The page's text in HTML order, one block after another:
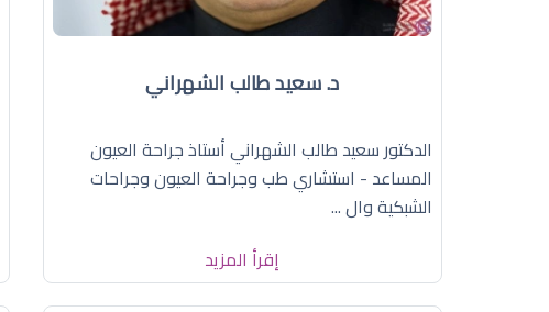
د. سعيد طالب الشهراني
الدكتور سعيد طالب الشهراني أستاذ جراحة العيون
المساعد - استشاري طب وجراحة العيون وجراحات
الشبكية وال ...
إقرأ المزيد